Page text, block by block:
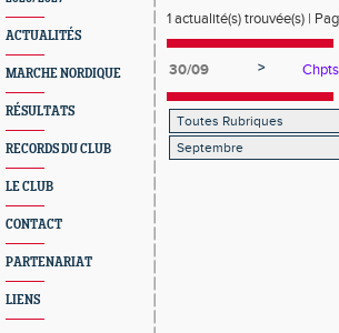
ACTUALITÉS
MARCHE NORDIQUE
RÉSULTATS
RECORDS DU CLUB
LE CLUB
CONTACT
PARTENARIAT
LIENS
1 actualité(s) trouvée(s) |
30/09 >